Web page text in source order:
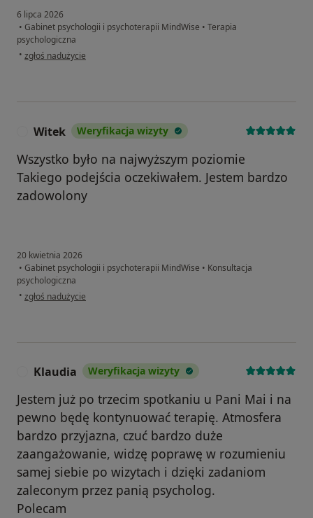
6 lipca 2026
• Gabinet psychologii i psychoterapii MindWise • Terapia
psychologiczna
• w opinii użytkownika Rafał
zgłoś nadużycie
Witek Weryfikacja wizyty
Wszystko było na najwyższym poziomie
Takiego podejścia oczekiwałem. Jestem bardzo
zadowolony
20 kwietnia 2026
• Gabinet psychologii i psychoterapii MindWise • Konsultacja
psychologiczna
• w opinii użytkownika Witek
zgłoś nadużycie
Klaudia Weryfikacja wizyty
Jestem już po trzecim spotkaniu u Pani Mai i na
pewno będę kontynuować terapię. Atmosfera
bardzo przyjazna, czuć bardzo duże
zaangażowanie, widzę poprawę w rozumieniu
samej siebie po wizytach i dzięki zadaniom
zaleconym przez panią psycholog.
Polecam